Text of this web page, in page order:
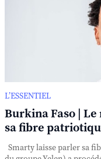
L’ESSENTIEL
Burkina Faso |
sa fibre
Smarty laisse parler sa